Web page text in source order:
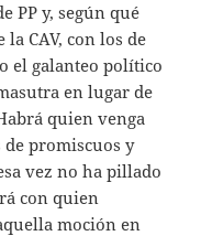
PP y, según qué
la CAV, con los de
el galanteo político
en lugar de
quien venga
de promiscuos y
vez no ha pillado
con quien
moción en